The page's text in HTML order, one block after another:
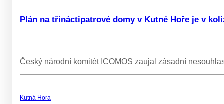
Plán na třináctipatrové domy v Kutné Hoře je v
Český národní komitét ICOMOS zaujal zásadní
Kutná Hora